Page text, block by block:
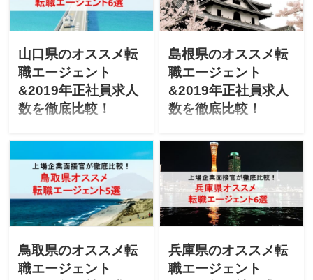
ージェント」「最新2019年
エージェントごとの正社員
す！
ージェント」「最新2019年
エージェントごとの正社員
す！
山口県のオススメ転
職エージェント
&2019年正社員求人
数を徹底比較！
い」「山口にUターン転職し
たいけど不安」と悩んでま
せんか？上場企業の面接官
が「山口のオススメ転職エ
ージェント」「最新2019年
エージェントごとの正社員
す！
島根県のオススメ転
職エージェント
&2019年正社員求人
数を徹底比較！
たい」「島根にUターン転職
したいけど不安」と悩んで
ませんか？上場企業の面接
官が「島根県のオススメ転
職エージェント」「最新
2019年エージェントごとの
します！
鳥取県のオススメ転
職エージェント
兵庫県のオススメ転
職エージェント